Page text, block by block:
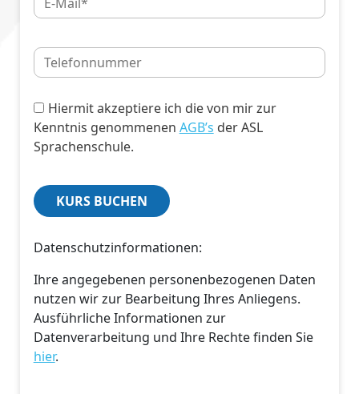
Hiermit akzeptiere ich die von mir zur
Kenntnis genommenen AGB’s der ASL
Sprachenschule.
Datenschutzinformationen:
Ihre angegebenen personenbezogenen Daten
nutzen wir zur Bearbeitung Ihres Anliegens.
Ausführliche Informationen zur
Datenverarbeitung und Ihre Rechte finden Sie
hier.